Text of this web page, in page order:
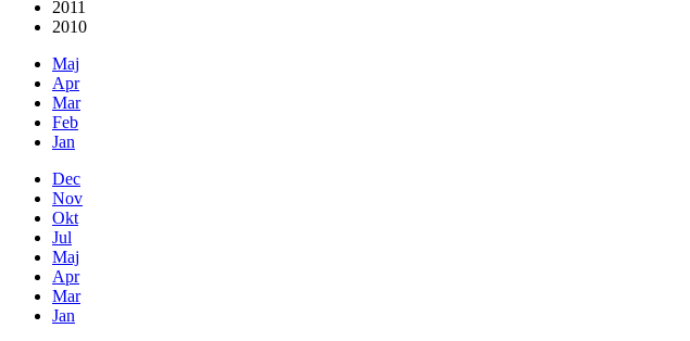
2011
2010
Maj
Apr
Mar
Feb
Jan
Dec
Nov
Okt
Jul
Maj
Apr
Mar
Jan